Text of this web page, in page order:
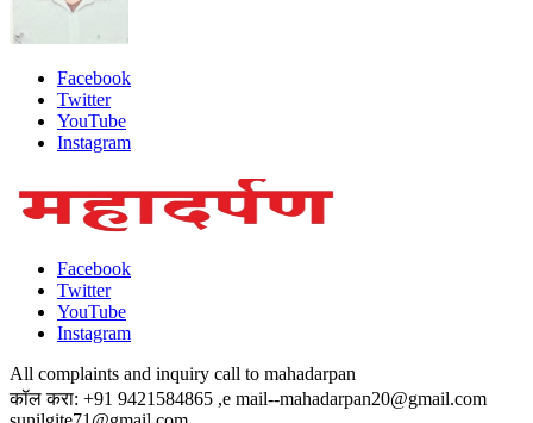
Facebook
Twitter
YouTube
Instagram
Facebook
Twitter
YouTube
Instagram
All complaints and inquiry call to mahadarpan
कॉल करा: +91 9421584865 ,e mail--mahadarpan20@gmail.com